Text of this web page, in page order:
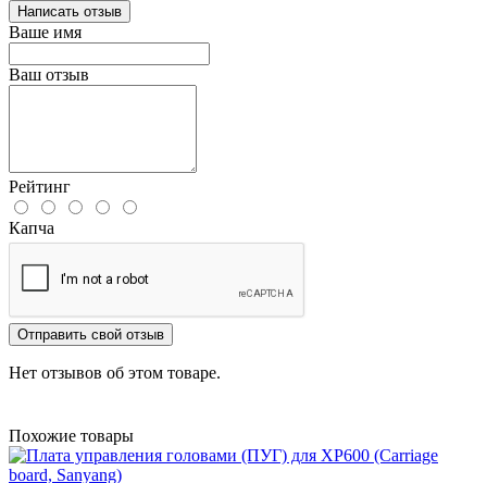
Написать отзыв
Ваше имя
Ваш отзыв
Рейтинг
Капча
Отправить свой отзыв
Нет отзывов об этом товаре.
Похожие товары